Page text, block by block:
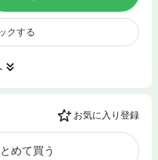
クする
お気に入り登録
めて買う